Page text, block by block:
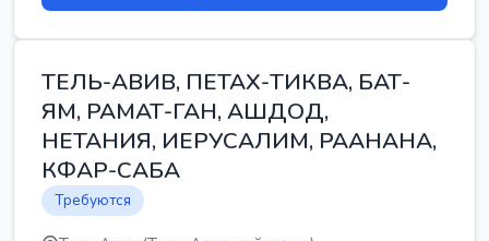
ТЕЛЬ-АВИВ, ПЕТАХ-ТИКВА, БАТ-
ЯМ, РАМАТ-ГАН, АШДОД,
НЕТАНИЯ, ИЕРУСАЛИМ, РААНАНА,
КФАР-САБА
Требуются